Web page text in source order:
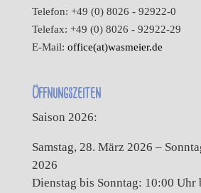
Telefon: +49 (0) 8026 - 92922-0
Telefax: +49 (0) 8026 - 92922-29
E-Mail: office(at)wasmeier.de
Öffnungszeiten
Saison 2026:
Samstag, 28. März 2026 –
2026
Dienstag bis Sonntag: 10:00 Uhr